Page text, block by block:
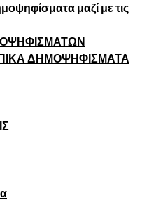
μαζί με τις
ΔΗΜΟΨΗΦΙΣΜΑΤΑ